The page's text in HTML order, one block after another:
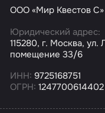
ООО «Мир Квестов С»
Юридический адрес:
115280, г. Москва,
помещение 33/6
ИНН: 9725168751
ОГРН: 1247700614402